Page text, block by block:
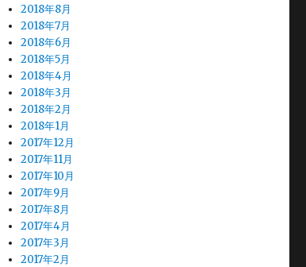
2018年8月
2018年7月
2018年6月
2018年5月
2018年4月
2018年3月
2018年2月
2018年1月
2017年12月
2017年11月
2017年10月
2017年9月
2017年8月
2017年4月
2017年3月
2017年2月